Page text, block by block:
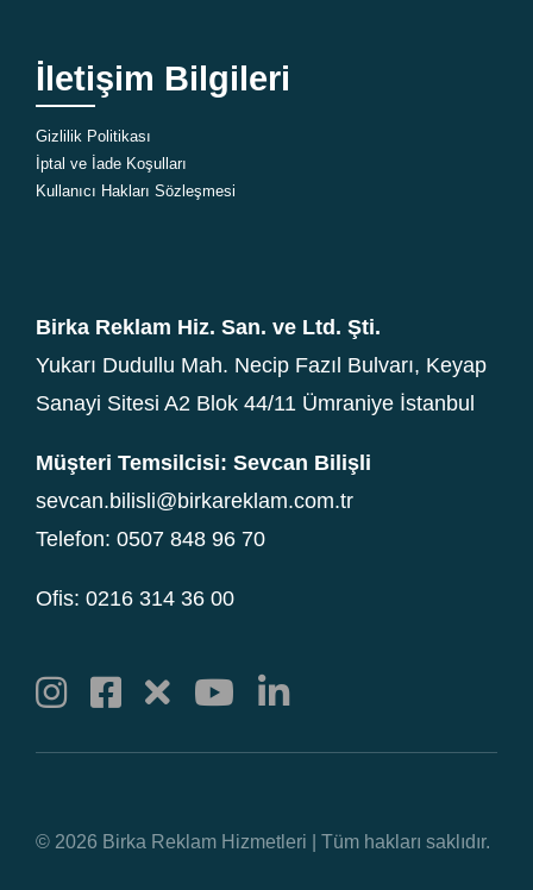
İletişim Bilgileri
Gizlilik Politikası
İptal ve İade Koşulları
Kullanıcı Hakları Sözleşmesi
Birka Reklam Hiz. San. ve Ltd. Şti.
Yukarı Dudullu Mah. Necip Fazıl Bulvarı, Keyap
Sanayi Sitesi A2 Blok 44/11 Ümraniye İstanbul
Müşteri Temsilcisi: Sevcan Bilişli
sevcan.bilisli@birkareklam.com.tr
Telefon: 0507 848 96 70
Ofis: 0216 314 36 00
© 2026 Birka Reklam Hizmetleri | Tüm hakları saklıdır.